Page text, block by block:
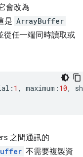
會改為
是 ArrayBuffer
從任一端同時讀取或
: 1 , maximum : 10,
之間通訊的
不需要複製資